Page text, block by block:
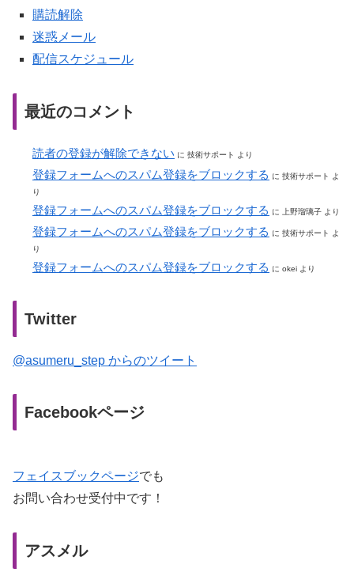
購読解除
迷惑メール
配信スケジュール
最近のコメント
読者の登録が解除できない に 技術サポート より
登録フォームへのスパム登録をブロックする に 技術サポート
よ
り
登録フォームへのスパム登録をブロックする に 上野瑠璃子 より
登録フォームへのスパム登録をブロックする に 技術サポート
よ
り
登録フォームへのスパム登録をブロックする に okei より
Twitter
@asumeru_step からのツイート
Facebookページ
フェイスブックページでも
お問い合わせ受付中です！
アスメル